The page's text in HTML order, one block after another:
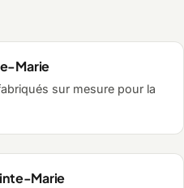
Marie
sur mesure pour la
Marie